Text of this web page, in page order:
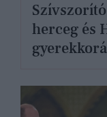
herceg és